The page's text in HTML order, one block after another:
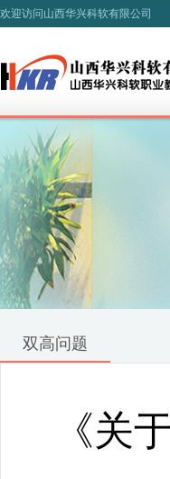
欢迎访问山西华兴科软有限公司
双高问题
《关